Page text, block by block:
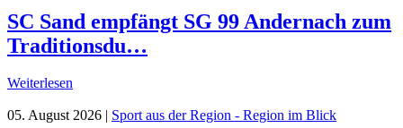
SC Sand empfängt SG 99 Andernach zum
Traditionsdu…
Weiterlesen
05. August 2026 Sport aus der Region - Region im Blick